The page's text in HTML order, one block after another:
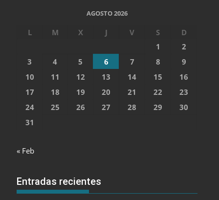
AGOSTO 2026
L M X J V S
D
1
2
3
4 5 6 7 8
9
10
11 12 13 14 15
16
17
18 19 20 21 22
23
24
25 26 27 28 29
30
31
« Feb
Entradas recientes